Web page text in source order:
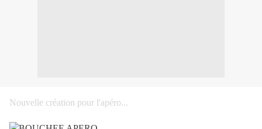
Nouvelle création pour l'apéro...